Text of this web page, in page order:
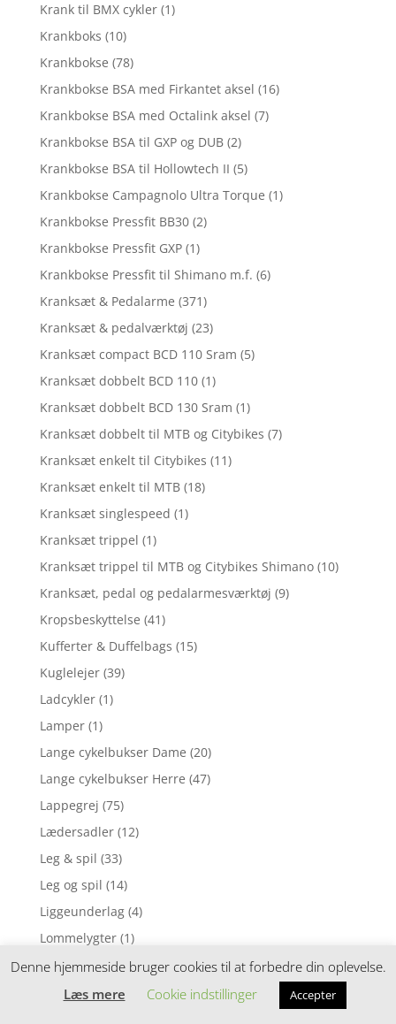
Krank til BMX cykler (1)
Krankboks (10)
Krankbokse (78)
Krankbokse BSA med Firkantet aksel (16)
Krankbokse BSA med Octalink aksel (7)
Krankbokse BSA til GXP og DUB (2)
Krankbokse BSA til Hollowtech II (5)
Krankbokse Campagnolo Ultra Torque (1)
Krankbokse Pressfit BB30 (2)
Krankbokse Pressfit GXP (1)
Krankbokse Pressfit til Shimano m.f. (6)
Kranksæt & Pedalarme (371)
Kranksæt & pedalværktøj (23)
Kranksæt compact BCD 110 Sram (5)
Kranksæt dobbelt BCD 110 (1)
Kranksæt dobbelt BCD 130 Sram (1)
Kranksæt dobbelt til MTB og Citybikes (7)
Kranksæt enkelt til Citybikes (11)
Kranksæt enkelt til MTB (18)
Kranksæt singlespeed (1)
Kranksæt trippel (1)
Kranksæt trippel til MTB og Citybikes Shimano (10)
Kranksæt, pedal og pedalarmesværktøj (9)
Kropsbeskyttelse (41)
Kufferter & Duffelbags (15)
Kuglelejer (39)
Ladcykler (1)
Lamper (1)
Lange cykelbukser Dame (20)
Lange cykelbukser Herre (47)
Lappegrej (75)
Lædersadler (12)
Leg & spil (33)
Leg og spil (14)
Liggeunderlag (4)
Lommelygter (1)
Lommelygter & pandelamper (7)
Loosefit cykelshorts (14)
Denne hjemmeside bruger cookies til at forbedre din oplevelse.
Læs mere
Cookie indstillinger Accepter